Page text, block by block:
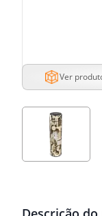
Ver